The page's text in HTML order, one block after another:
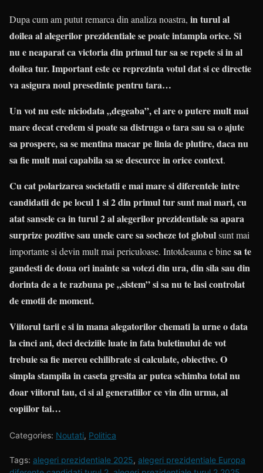
Dupa cum am putut remarca din analiza noastra, in turul al
doilea al alegerilor prezidentiale se poate intampla orice. Si
nu e neaparat ca victoria din primul tur sa se repete si in al
doilea tur. Important este ce reprezinta votul dat si ce directie
va asigura noul presedinte pentru tara…
Un vot nu este niciodata „degeaba”, el are o putere mult mai
mare decat credem si poate sa distruga o tara sau sa o ajute
sa prospere, sa se mentina macar pe linia de plutire, daca nu
sa fie mult mai capabila sa se descurce in orice context.
Cu cat polarizarea societatii e mai mare si diferentele intre
candidatii de pe locul 1 si 2 din primul tur sunt mai mari, cu
atat sansele ca in turul 2 al alegerilor prezidentiale sa apara
surprize pozitive sau unele care sa socheze tot globulsunt mai
importante si devin mult mai periculoase. Intotdeauna e binesa te
gandesti de doua ori inainte sa votezi din ura, din sila sau din
dorinta de a te razbuna pe „sistem” si sa nu te lasi controlat
de emotii de moment.
Viitorul tarii e si in mana alegatorilor chemati la urne o data
la cinci ani, deci deciziile luate in fata buletinului de vot
trebuie sa fie mereu echilibrate si calculate, obiective. O
simpla stampila in caseta gresita ar putea schimba total nu
doar viitorul tau, ci si al generatiilor ce vin din urma, al
copiilor tai…
Categories: Noutati, Politica
Tags: alegeri prezidentiale 2025, alegeri prezidentiale Europa